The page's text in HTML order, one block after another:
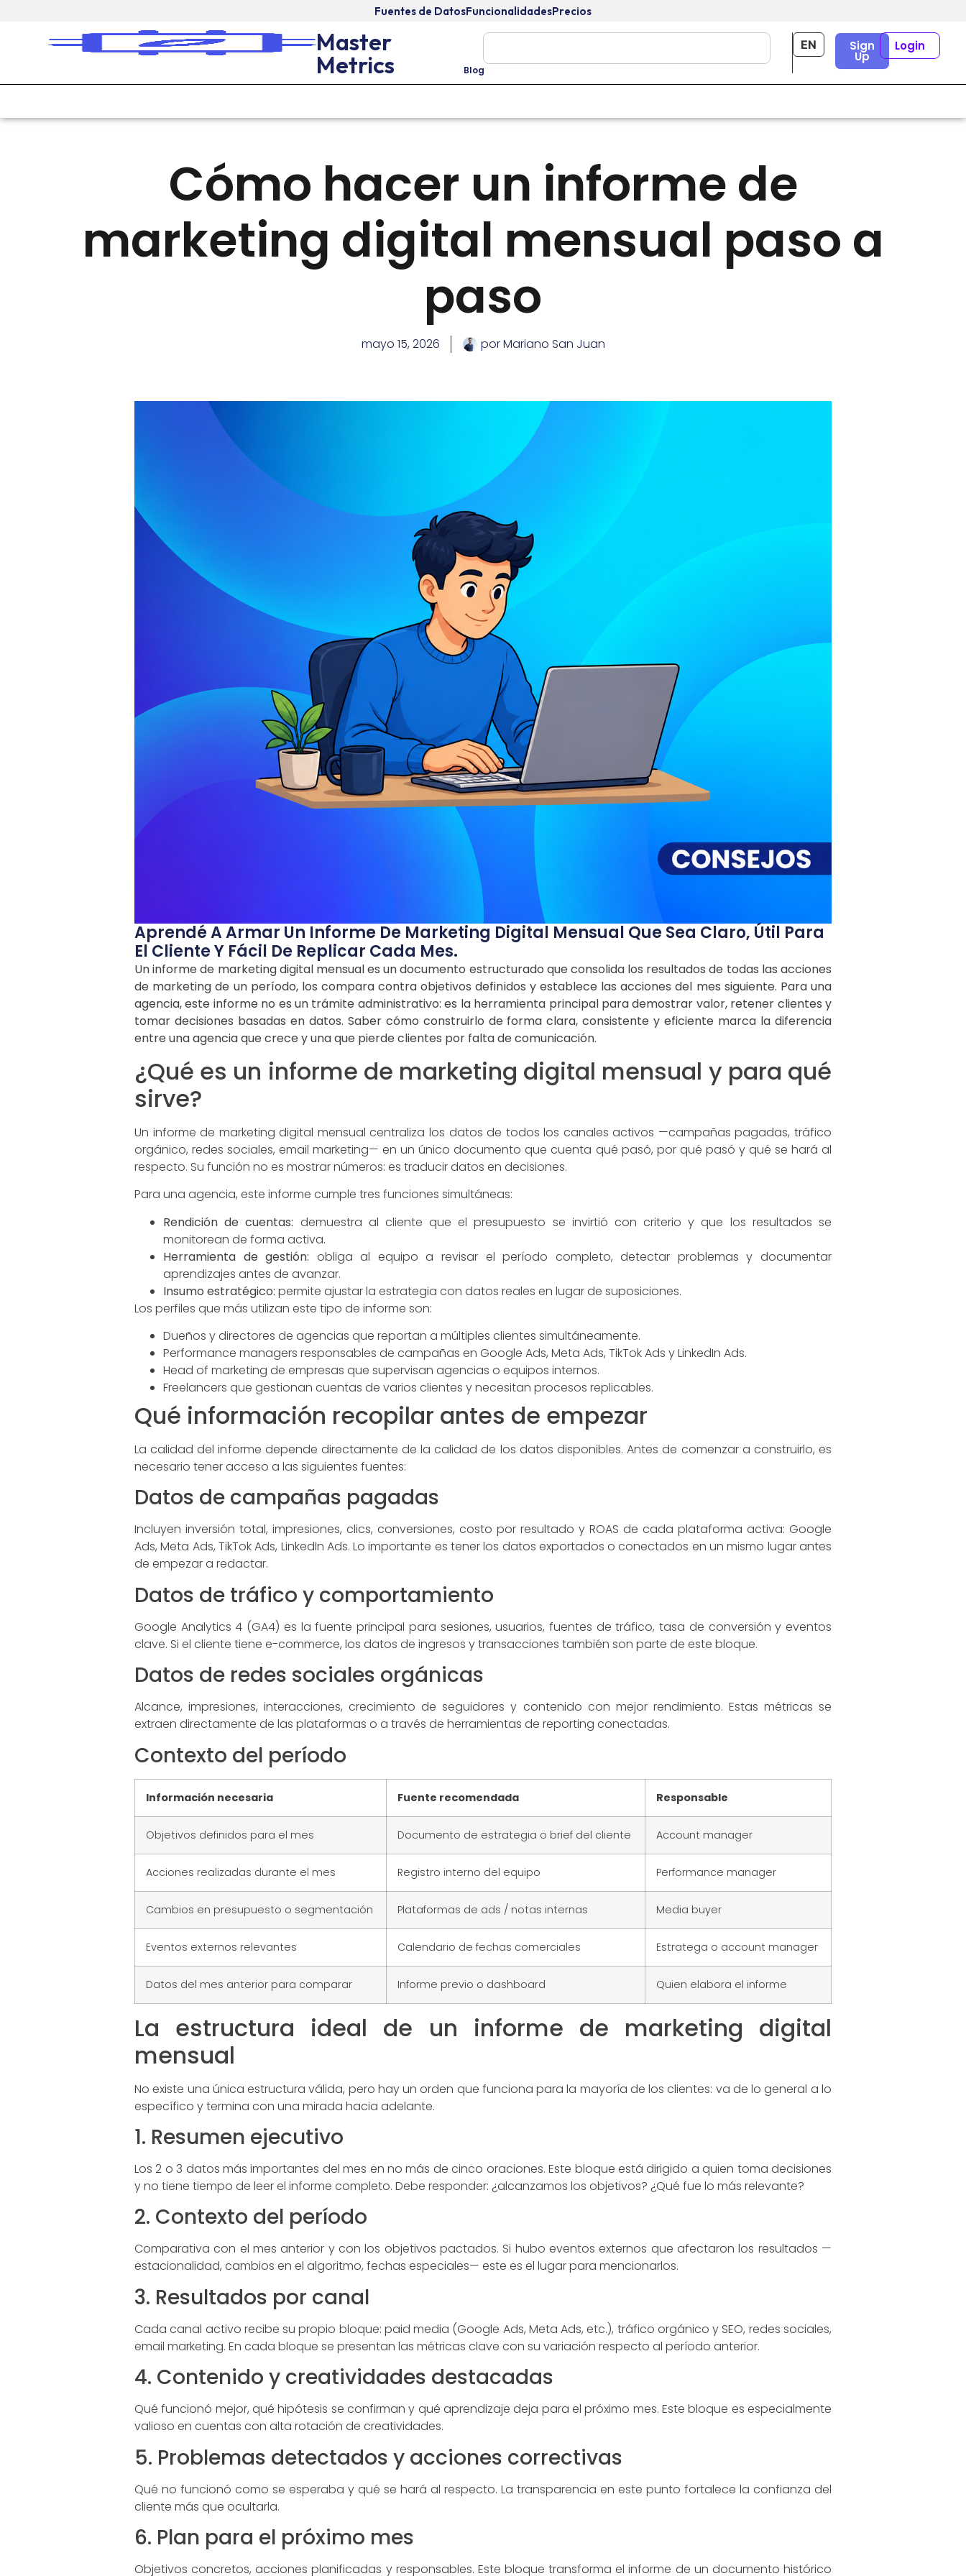
Fuentes de DatosFuncionalidadesPrecios
Master
Metrics
Blog
EN Sign
Up
Login
Cómo hacer un informe de
marketing digital mensual paso a
paso
mayo 15, 2026 porMariano San Juan
Aprendé A Armar Un Informe De Marketing Digital Mensual Que Sea Claro, Útil Para
El Cliente Y Fácil De Replicar Cada Mes.
Un informe de marketing digital mensual es un documento estructurado que consolida los resultados de todas las acciones
de marketing de un período, los compara contra objetivos definidos y establece las acciones del mes siguiente. Para una
agencia, este informe no es un trámite administrativo: es la herramienta principal para demostrar valor, retener clientes y
tomar decisiones basadas en datos. Saber cómo construirlo de forma clara, consistente y eficiente marca la diferencia
entre una agencia que crece y una que pierde clientes por falta de comunicación.
¿Qué es un informe de marketing digital mensual y para qué
sirve?
Un informe de marketing digital mensual centraliza los datos de todos los canales activos —campañas pagadas, tráfico
orgánico, redes sociales, email marketing— en un único documento que cuenta qué pasó, por qué pasó y qué se hará al
respecto. Su función no es mostrar números: es traducir datos en decisiones.
Para una agencia, este informe cumple tres funciones simultáneas:
Rendición de cuentas: demuestra al cliente que el presupuesto se invirtió con criterio y que los resultados se
monitorean de forma activa.
Herramienta de gestión: obliga al equipo a revisar el período completo, detectar problemas y documentar
aprendizajes antes de avanzar.
Insumo estratégico: permite ajustar la estrategia con datos reales en lugar de suposiciones.
Los perfiles que más utilizan este tipo de informe son:
Dueños y directores de agencias que reportan a múltiples clientes simultáneamente.
Performance managers responsables de campañas en Google Ads, Meta Ads, TikTok Ads y LinkedIn Ads.
Head of marketing de empresas que supervisan agencias o equipos internos.
Freelancers que gestionan cuentas de varios clientes y necesitan procesos replicables.
Qué información recopilar antes de empezar
La calidad del informe depende directamente de la calidad de los datos disponibles. Antes de comenzar a construirlo, es
necesario tener acceso a las siguientes fuentes:
Datos de campañas pagadas
Incluyen inversión total, impresiones, clics, conversiones, costo por resultado y ROAS de cada plataforma activa: Google
Ads, Meta Ads, TikTok Ads, LinkedIn Ads. Lo importante es tener los datos exportados o conectados en un mismo lugar antes
de empezar a redactar.
Datos de tráfico y comportamiento
Google Analytics 4 (GA4) es la fuente principal para sesiones, usuarios, fuentes de tráfico, tasa de conversión y eventos
clave. Si el cliente tiene e-commerce, los datos de ingresos y transacciones también son parte de este bloque.
Datos de redes sociales orgánicas
Alcance, impresiones, interacciones, crecimiento de seguidores y contenido con mejor rendimiento. Estas métricas se
extraen directamente de las plataformas o a través de herramientas de reporting conectadas.
Contexto del período
Información necesaria Fuente recomendada Responsable
Objetivos definidos para el mes Documento de estrategia o brief del cliente Account manager
Acciones realizadas durante el mes Registro interno del equipo Performance manager
Cambios en presupuesto o segmentación Plataformas de ads / notas internas Media buyer
Eventos externos relevantes Calendario de fechas comerciales Estratega o account manager
Datos del mes anterior para comparar Informe previo o dashboard Quien elabora el informe
La estructura ideal de un informe de marketing digital
mensual
No existe una única estructura válida, pero hay un orden que funciona para la mayoría de los clientes: va de lo general a lo
específico y termina con una mirada hacia adelante.
1. Resumen ejecutivo
Los 2 o 3 datos más importantes del mes en no más de cinco oraciones. Este bloque está dirigido a quien toma decisiones
y no tiene tiempo de leer el informe completo. Debe responder: ¿alcanzamos los objetivos? ¿Qué fue lo más relevante?
2. Contexto del período
Comparativa con el mes anterior y con los objetivos pactados. Si hubo eventos externos que afectaron los resultados —
estacionalidad, cambios en el algoritmo, fechas especiales— este es el lugar para mencionarlos.
3. Resultados por canal
Cada canal activo recibe su propio bloque: paid media (Google Ads, Meta Ads, etc.), tráfico orgánico y SEO, redes sociales,
email marketing. En cada bloque se presentan las métricas clave con su variación respecto al período anterior.
4. Contenido y creatividades destacadas
Qué funcionó mejor, qué hipótesis se confirman y qué aprendizaje deja para el próximo mes. Este bloque es especialmente
valioso en cuentas con alta rotación de creatividades.
5. Problemas detectados y acciones correctivas
Qué no funcionó como se esperaba y qué se hará al respecto. La transparencia en este punto fortalece la confianza del
cliente más que ocultarla.
6. Plan para el próximo mes
Objetivos concretos, acciones planificadas y responsables. Este bloque transforma el informe de un documento histórico